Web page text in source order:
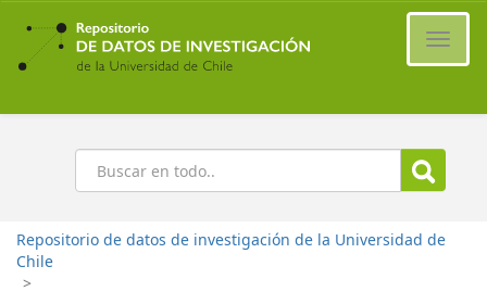
Ir
contenido
principal
Buscar
Repositorio de datos de investigación de la Universidad de
Chile
>